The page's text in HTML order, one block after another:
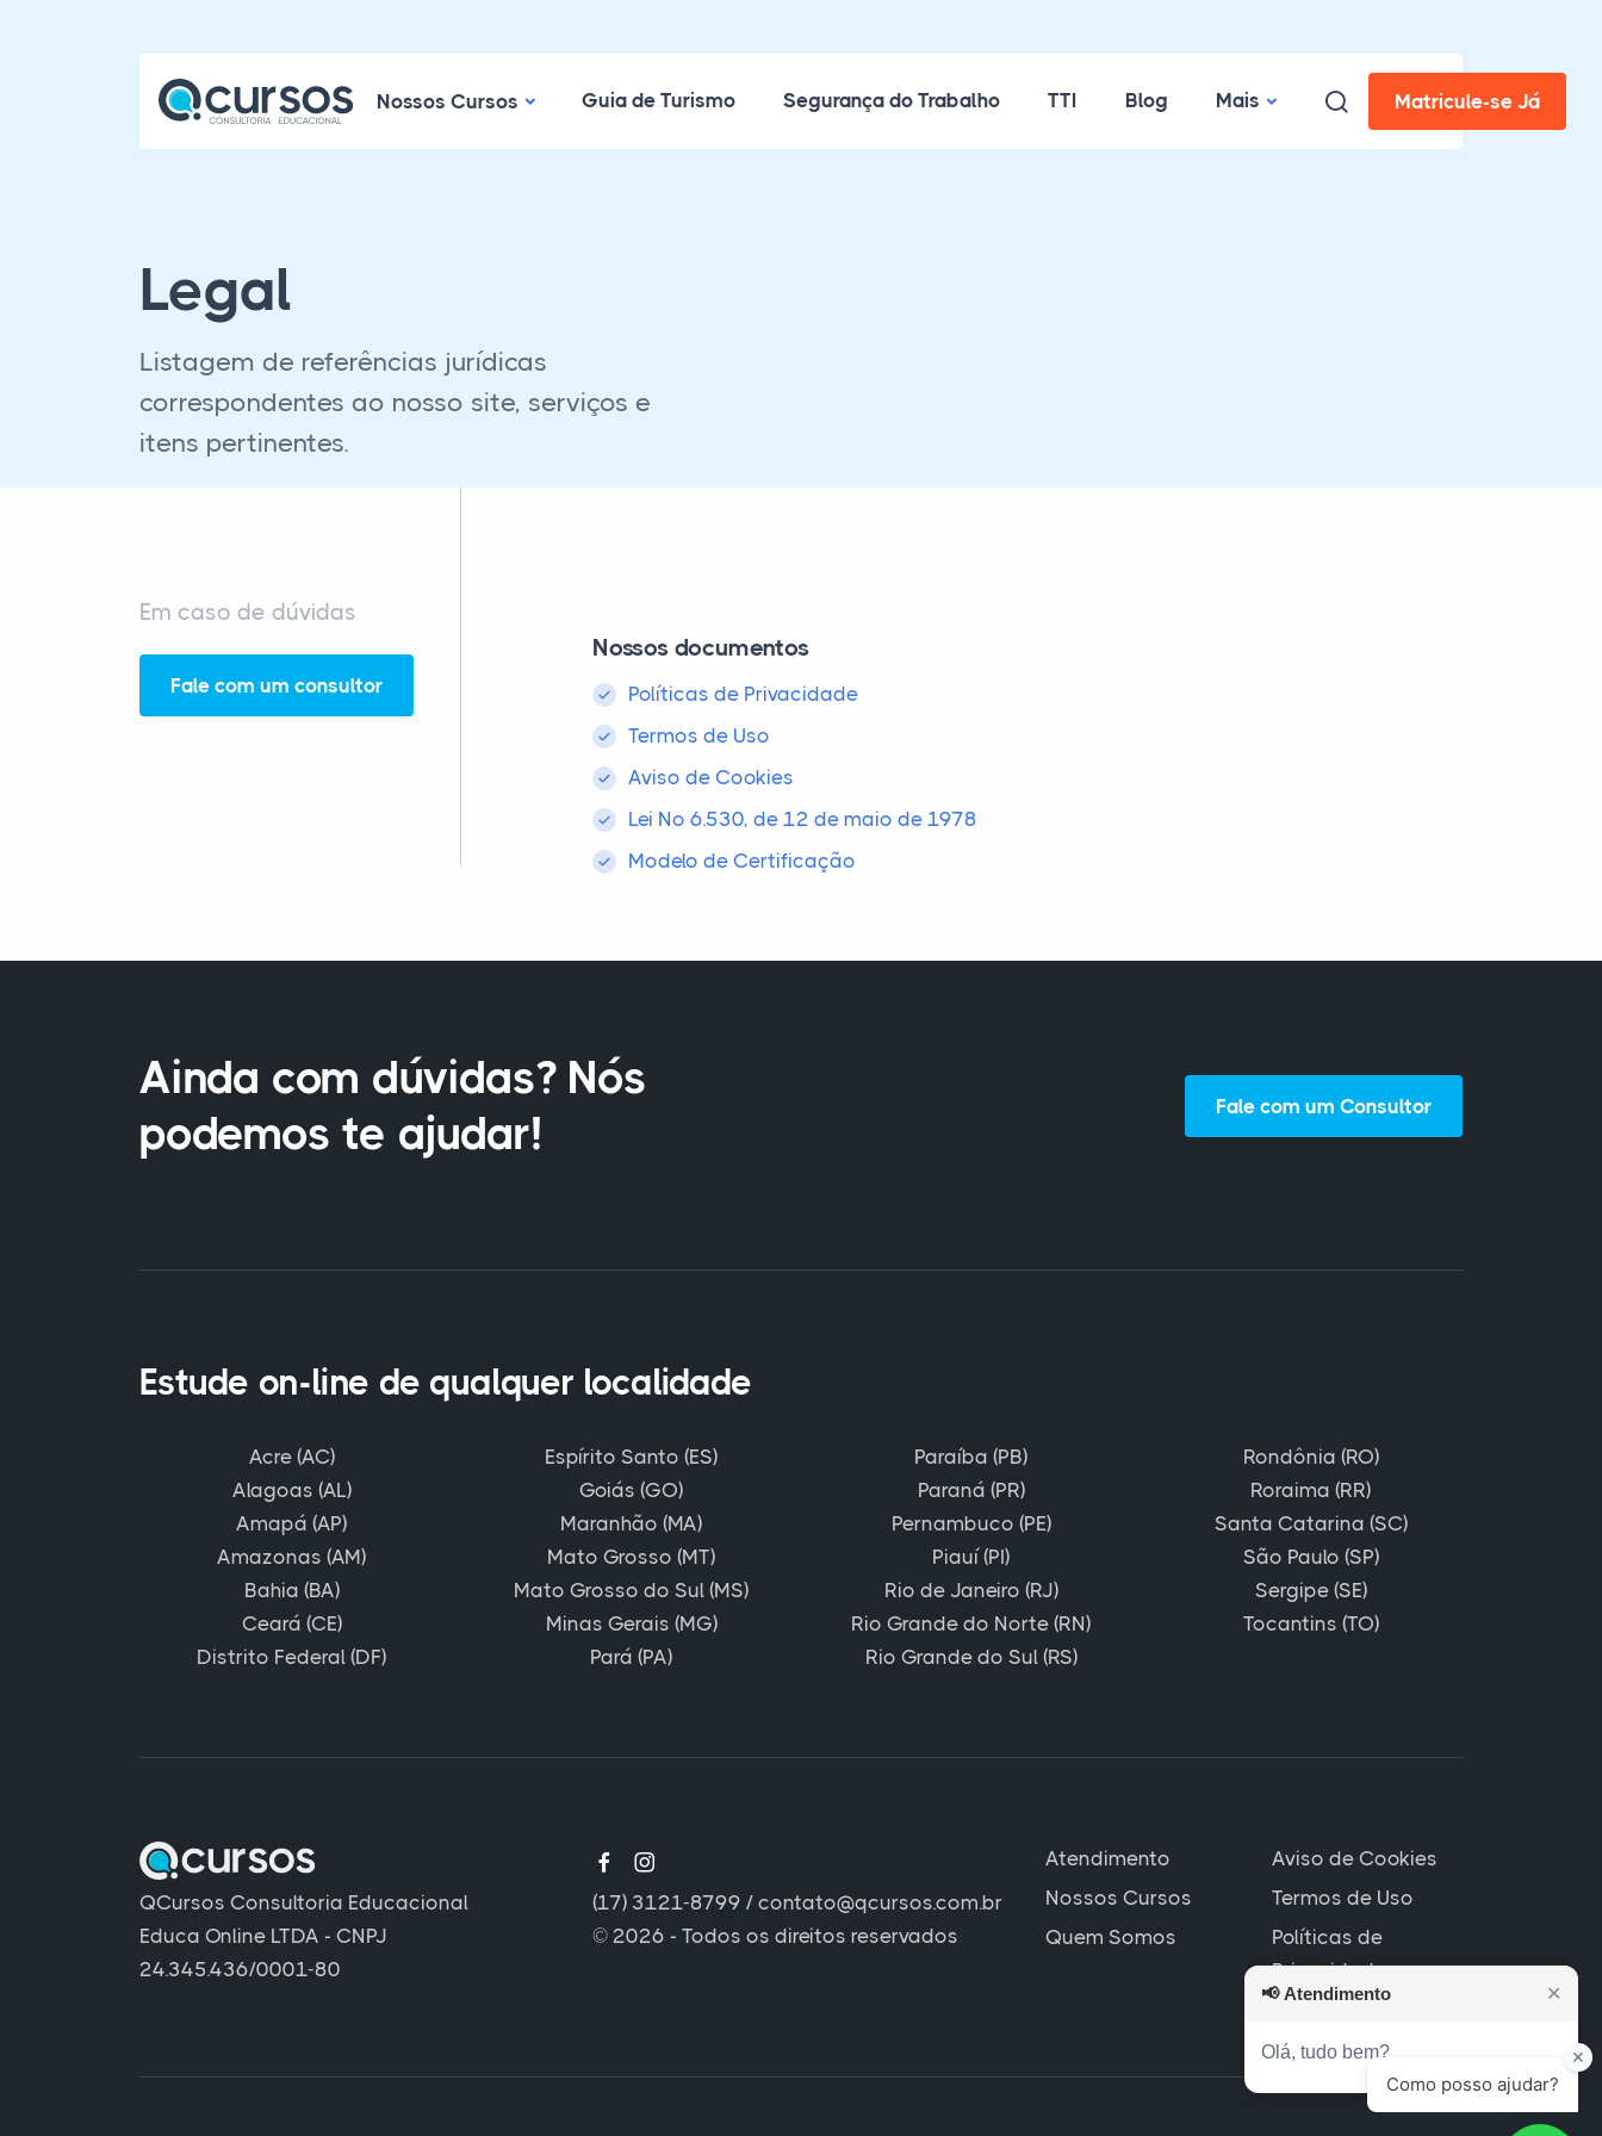
Nossos CursosNossos Cursos
Guia de Turismo Segurança do Trabalho TTI Blog Mais Matricule-se Já
Legal
Listagem de referências jurídicas
correspondentes ao nosso site, serviços e
itens pertinentes.
Em caso de dúvidas
Fale com um consultor
Nossos documentos
Políticas de Privacidade
Termos de Uso
Aviso de Cookies
Lei Nº 6.530, de 12 de maio de 1978
Modelo de Certificação
Ainda com dúvidas? Nós
podemos te ajudar!
Fale com um Consultor
Estude on-line de qualquer localidade
Acre (AC)
Alagoas (AL)
Amapá (AP)
Amazonas (AM)
Bahia (BA)
Ceará (CE)
Distrito Federal (DF)
Espírito Santo (ES)
Goiás (GO)
Maranhão (MA)
Mato Grosso (MT)
Mato Grosso do Sul (MS)
Minas Gerais (MG)
Pará (PA)
Paraíba (PB)
Paraná (PR)
Pernambuco (PE)
Piauí (PI)
Rio de Janeiro (RJ)
Rio Grande do Norte (RN)
Rio Grande do Sul (RS)
Rondônia (RO)
Roraima (RR)
Santa Catarina (SC)
São Paulo (SP)
Sergipe (SE)
Tocantins (TO)
QCursos Consultoria Educacional
Educa Online LTDA - CNPJ
24.345.436/0001-80
(17) 3121-8799 / contato@qcursos.com.br
© 2026 - Todos os direitos reservados
Atendimento
Nossos Cursos
Quem Somos
Aviso de Cookies
Termos de Uso
Políticas de
Privacidade
📢 Atendimento ✕
Olá, tudo bem?